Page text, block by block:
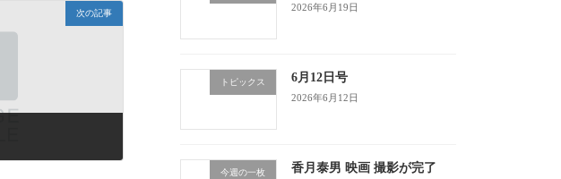
次の記事
2026年6月19日
トピックス 6月12日号
2026年6月12日
今週の一枚 香月泰男 映画 撮影が完了